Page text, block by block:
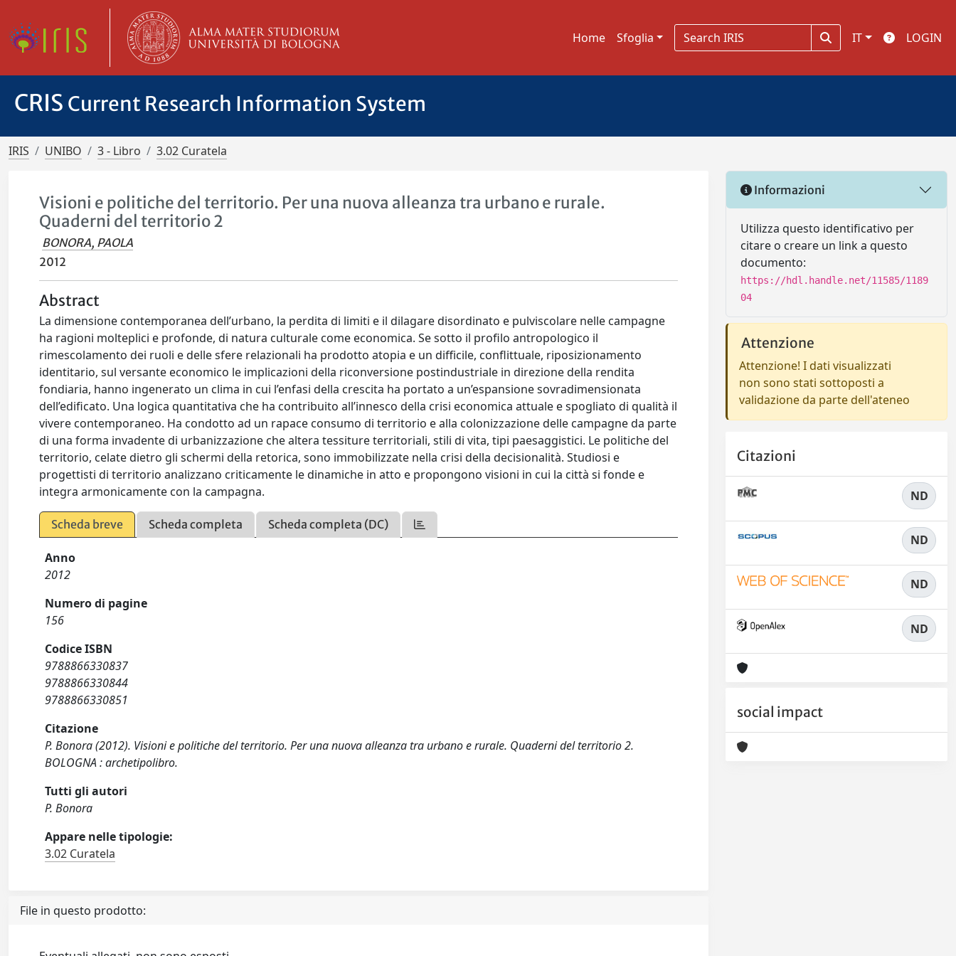
Home Sfoglia IT LOGIN
CRIS Current Research Information System
IRIS UNIBO 3 - Libro 3.02 Curatela
Visioni e politiche del territorio. Per una nuova alleanza tra urbano e rurale.
Quaderni del territorio 2
BONORA, PAOLA
2012
Abstract
La dimensione contemporanea dell’urbano, la perdita di limiti e il dilagare disordinato e pulviscolare nelle campagne
ha ragioni molteplici e profonde, di natura culturale come economica. Se sotto il profilo antropologico il
rimescolamento dei ruoli e delle sfere relazionali ha prodotto atopia e un difficile, conflittuale, riposizionamento
identitario, sul versante economico le implicazioni della riconversione postindustriale in direzione della rendita
fondiaria, hanno ingenerato un clima in cui l’enfasi della crescita ha portato a un’espansione sovradimensionata
dell’edificato. Una logica quantitativa che ha contribuito all’innesco della crisi economica attuale e spogliato di qualità il
vivere contemporaneo. Ha condotto ad un rapace consumo di territorio e alla colonizzazione delle campagne da parte
di una forma invadente di urbanizzazione che altera tessiture territoriali, stili di vita, tipi paesaggistici. Le politiche del
territorio, celate dietro gli schermi della retorica, sono immobilizzate nella crisi della decisionalità. Studiosi e
progettisti di territorio analizzano criticamente le dinamiche in atto e propongono visioni in cui la città si fonde e
integra armonicamente con la campagna.
Scheda breve Scheda completa Scheda completa (DC)
Anno
2012
Numero di pagine
156
Codice ISBN
9788866330837
9788866330844
9788866330851
Citazione
P. Bonora (2012). Visioni e politiche del territorio. Per una nuova alleanza tra urbano e rurale. Quaderni del territorio 2.
BOLOGNA : archetipolibro.
Tutti gli autori
P. Bonora
Appare nelle tipologie:
3.02 Curatela
File in questo prodotto:
Informazioni
Utilizza questo identificativo per
citare o creare un link a questo
documento:
https://hdl.handle.net/11585/1189
04
Attenzione
Attenzione! I dati visualizzati
non sono stati sottoposti a
validazione da parte dell'ateneo
Citazioni
ND
ND
ND
ND
social impact